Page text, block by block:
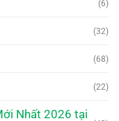
(6)
(32)
(68)
(22)
Nhất 2026 tại